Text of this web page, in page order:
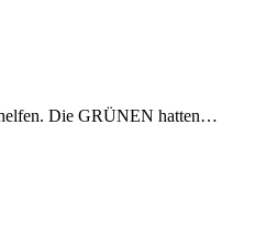
helfen. Die GRÜNEN hatten…